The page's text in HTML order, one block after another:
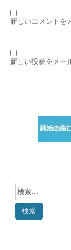
新しいコメントを
新しい投稿をメー
検
索: